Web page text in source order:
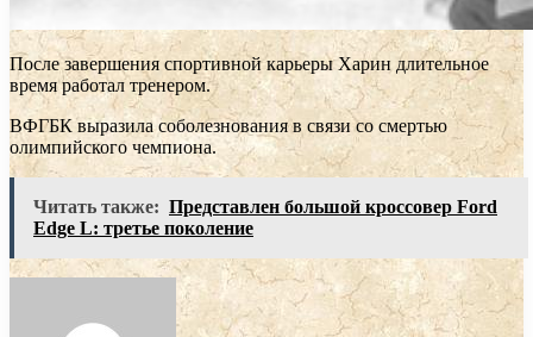
После завершения спортивной карьеры Харин длительное
время работал тренером.
ВФГБК выразила соболезнования в связи со смертью
олимпийского чемпиона.
Читать также: Представлен большой кроссовер Ford
Edge L: третье поколение